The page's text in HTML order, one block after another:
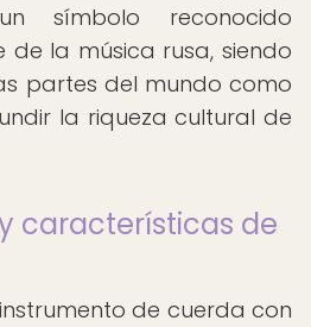
símbolo reconocido
de la música rusa, siendo
partes del mundo como
la riqueza cultural de
características de
de cuerda con